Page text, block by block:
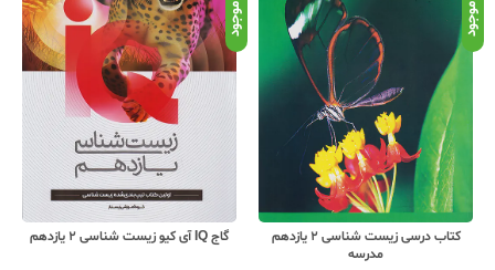
موجود
کتاب درسی زیست شناسی 2 یازدهم
مدرسه
موجود
گاج IQ آی کیو زیست شناسی 2 یازدهم